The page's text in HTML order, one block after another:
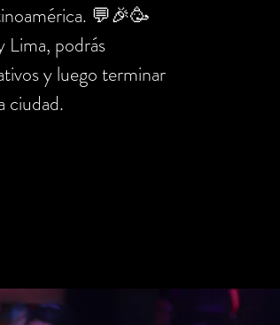
💬🎉🥳
Lima, podrás
y luego terminar
ciudad.